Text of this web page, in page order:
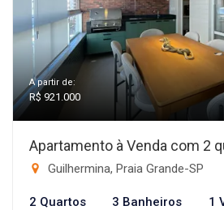
A partir de:
R$ 921.000
Apartamento à Venda com 2
Guilhermina, Praia Grande-SP
2 Quartos 3 Banheiros 1